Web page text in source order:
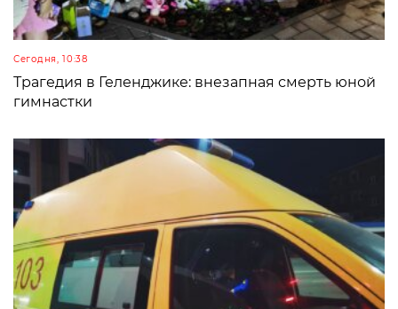
Сегодня, 10:38
Трагедия в Геленджике: внезапная смерть юной
гимнастки